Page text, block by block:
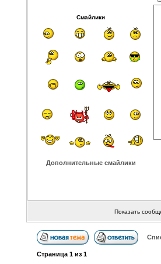
Смайлики
Дополнительные смайлики
Показать
Страница 1из 1